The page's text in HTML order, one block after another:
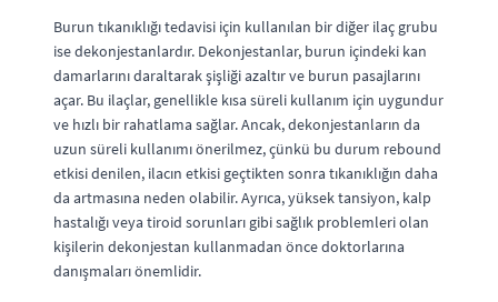
Burun tıkanıklığı tedavisi için kullanılan bir diğer ilaç grubu
ise dekonjestanlardır. Dekonjestanlar, burun içindeki kan
damarlarını daraltarak şişliği azaltır ve burun pasajlarını
açar. Bu ilaçlar, genellikle kısa süreli kullanım için uygundur
ve hızlı bir rahatlama sağlar. Ancak, dekonjestanların da
uzun süreli kullanımı önerilmez, çünkü bu durum rebound
etkisi denilen, ilacın etkisi geçtikten sonra tıkanıklığın daha
da artmasına neden olabilir. Ayrıca, yüksek tansiyon, kalp
hastalığı veya tiroid sorunları gibi sağlık problemleri olan
kişilerin dekonjestan kullanmadan önce doktorlarına
danışmaları önemlidir.